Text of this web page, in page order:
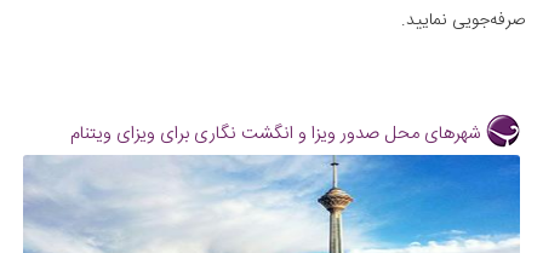
صرفه‌جویی نمایید.
شهرهای محل صدور ویزا و انگشت نگاری برای ویزای ویتنام